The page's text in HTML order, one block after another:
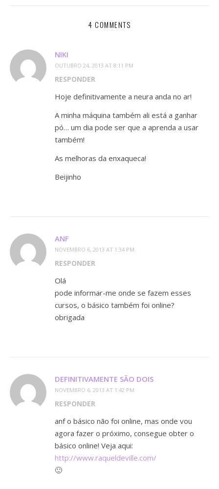
4 COMMENTS
NIKI
OUTUBRO 24, 2013 AT 8:11 PM
RESPONDER
Hoje definitivamente a neura anda no ar!
A minha máquina também ali está a ganhar
pó… um dia pode ser que a aprenda a usar
também!
As melhoras da enxaqueca!
Beijinho
ANF
NOVEMBRO 6, 2013 AT 1:34 PM
RESPONDER
Olá
pode informar-me onde se fazem esses
cursos, o básico também foi online?
obrigada
DEFINITIVAMENTE SÃO DOIS
NOVEMBRO 6, 2013 AT 1:42 PM
RESPONDER
anf o básico não foi online, mas onde vou
agora fazer o próximo, consegue obter o
básico online! Veja aqui:
http://www.raqueldeville.com/
🙂